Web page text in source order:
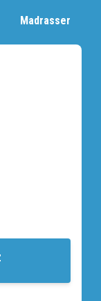
Madrasser